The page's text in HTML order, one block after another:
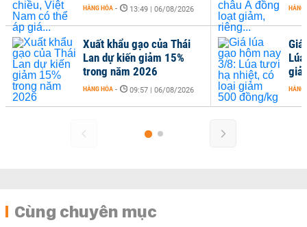
HÀNG HÓA - 13:49 | 06/08/2026
Xuất khẩu gạo của Thái
Lan dự kiến giảm 15%
trong năm 2026
HÀNG HÓA - 09:57 | 06/08/2026
HÀNG
HÀNG
Cùng chuyên mục